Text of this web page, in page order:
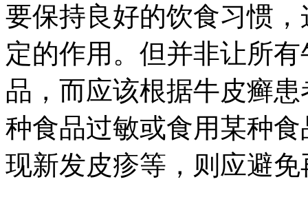
要保持良好的饮食习惯
定的作用。但并非让所
品，而应该根据牛皮癣
种食品过敏或食用某种
现新发皮疹等，则应避